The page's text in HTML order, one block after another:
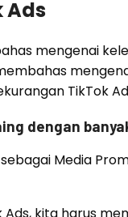
Ads
mengenai
TikTok
dengan